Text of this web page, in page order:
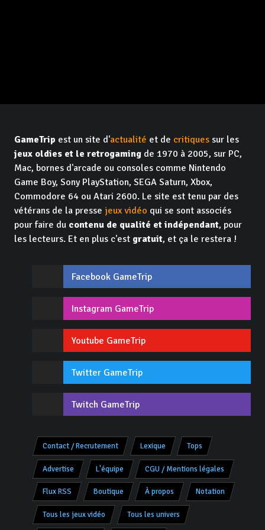
GameTrip est un site d'actualité et de critiques sur les
jeux oldies et le retrogaming de 1970 à 2005, sur PC,
Mac, bornes d'arcade ou consoles comme Nintendo
Game Boy, Sony PlayStation, SEGA Saturn, Xbox,
Commodore 64 ou Atari 2600. Le site est tenu par des
vétérans de la presse jeux vidéo qui se sont associés
pour faire du contenu de qualité et indépendant, pour
les lecteurs. Et en plus c'est gratuit, et ça le restera !
Facebook GameTrip
Instagram GameTrip
Youtube GameTrip
Twitter GameTrip
Twitch GameTrip
Contact / Recrutement Lexique Tops
Advertise L'équipe CGU / Mentions légales
Flux RSS Boutique À propos Notation
Tous les jeux vidéo Tous les univers